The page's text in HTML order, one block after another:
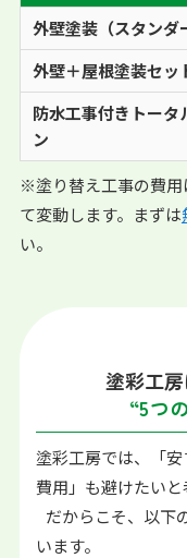
外壁塗装（スタンダ
外壁＋屋根塗装セッ
防水工事付きトータ
ン
※塗り替え工事の費用
て変動します。まずは
い。
塗彩工房
“5つ
塗彩工房では、「
費用」も避けたいと
だからこそ、以下
います。